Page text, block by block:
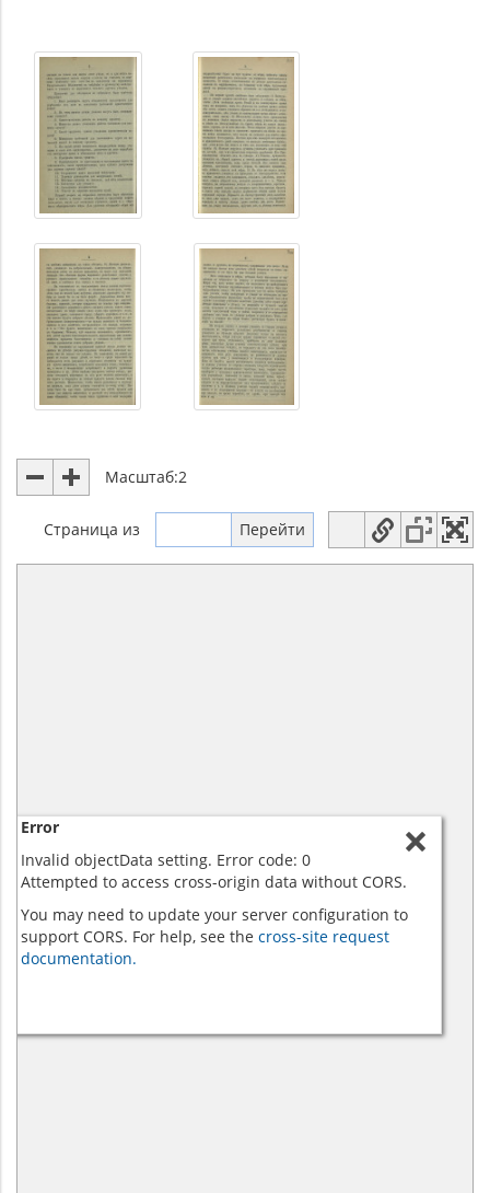
Масштаб:2
Страница из
Error
Invalid objectData setting. Error code: 0
Attempted to access cross-origin data without CORS.
You may need to update your server configuration to
support CORS. For help, see the cross-site request
documentation.